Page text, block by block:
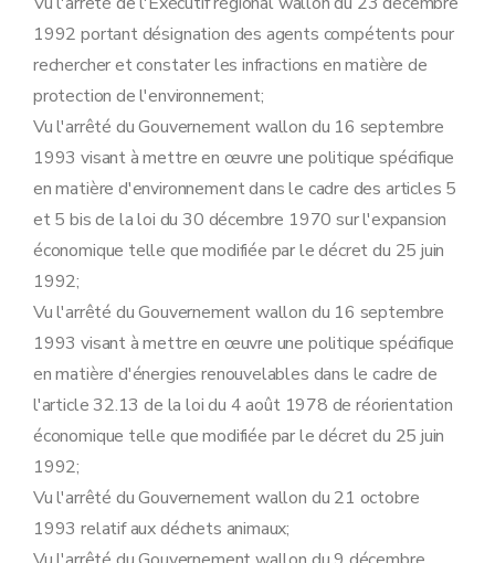
Art. 95
Sous-section 2 (Modalités de la procédure visée aux articles 65, §1
Art. 95bis
Art. 95ter
Art. 95quater
Art. 95sexies
Art. 95septies
Art. 95novies
Art. 95decies
Art. 96bis
Sous-section 2
Art. 97bis
Sous-section 3 Modalités du recours contre les mesures de sécurité, visé à l'article 71, §4 et §5, du décret
Art. 98
Art. 99
Art. 100
Art. 101
Art. 102
Art. 104
Art. 105
Art. 106
Sous-section 4 Modalités de perception des amendes administratives visées à l'article 76 du décret
1992 portant désignation des agents compétents pour
rechercher et constater les infractions en matière de
protection de l'environnement;
Vu l'arrêté du Gouvernement wallon du 16 septembre
1993 visant à mettre en œuvre une politique spécifique
en matière d'environnement dans le cadre des articles 5
et 5 bis de la loi du 30 décembre 1970 sur l'expansion
économique telle que modifiée par le décret du 25 juin
1992;
Vu l'arrêté du Gouvernement wallon du 16 septembre
1993 visant à mettre en œuvre une politique spécifique
en matière d'énergies renouvelables dans le cadre de
l'article 32.13 de la loi du 4 août 1978 de réorientation
économique telle que modifiée par le décret du 25 juin
1992;
Vu l'arrêté du Gouvernement wallon du 21 octobre
1993 relatif aux déchets animaux;